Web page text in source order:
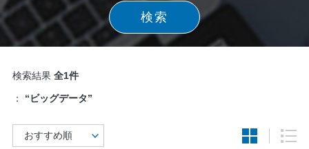
検索
検索結果 全1件
： “ビッグデータ”